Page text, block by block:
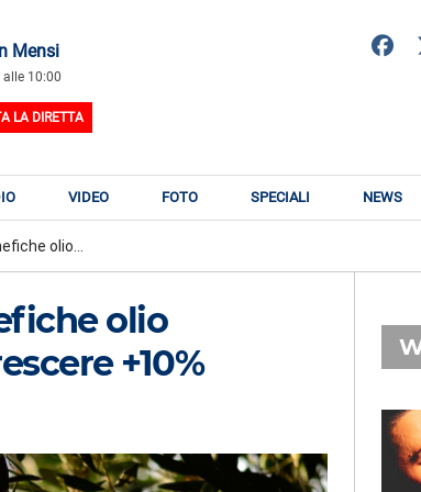
Mensi
alle 10:00
LA DIRETTA
VIDEO FOTO SPECIALI NEWS
olio...
olio
+10%
MERK & KREMONT,